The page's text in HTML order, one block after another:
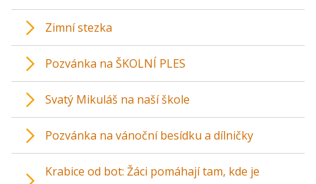
Zimní stezka
Pozvánka na ŠKOLNÍ PLES
Svatý Mikuláš na naší škole
Pozvánka na vánoční besídku a dílničky
Krabice od bot: Žáci pomáhají tam, kde je